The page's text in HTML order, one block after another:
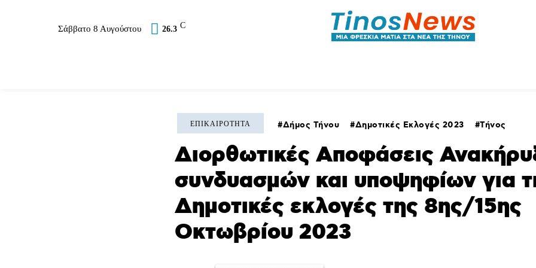
Σάββατο 8 Αυγούστου 26.3 C
ΕΠΙΚΑΙΡΌΤΗΤΑ Δήμος Τήνου Δημοτικές Εκλογές 2023 Τήνος
Διορθωτικές Αποφάσεις
συνδυασμών και υποψηφίων για
Δημοτικές εκλογές της 8ης/15ης
Οκτωβρίου 2023